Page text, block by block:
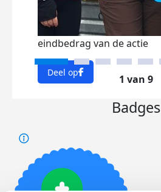
eindbedrag van de actie
Deel op
1 van 9
Badges